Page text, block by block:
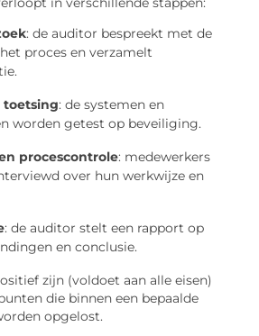
: de auditor bespreekt met de
proces en verzamelt
toetsing: de systemen en
worden getest op beveiliging.
procescontrole: medewerkers
over hun werkwijze en
: de auditor stelt een rapport op
en conclusie.
zijn (voldoet aan alle eisen)
die binnen een bepaalde
opgelost.